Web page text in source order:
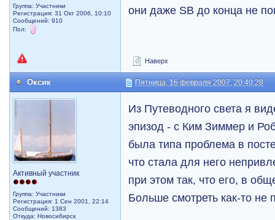
Группа: Участники
Регистрация: 31 Окт 2006, 10:10
Сообщений: 910
Пол:
они даже SB до конца не
Наверх
Оксик Пятница, 16 февраля 2007, 20:40:28
Активный участник
Группа: Участники
Регистрация: 1 Сен 2001, 22:14
Сообщений: 1383
Откуда: Новосибирск
Из Путеводного света я
эпизод - с Ким Зиммер и
была типа проблема в
что стала для него
при этом так, что его, в
Больше смотреть как-то не